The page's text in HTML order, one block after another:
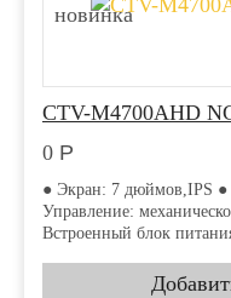
новинка
CTV-M4700AHD
0 Р
● Экран: 7 дюймов,IPS
Управление:
Встроенный блок